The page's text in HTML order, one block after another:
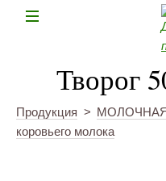
Творог
Продукция >
коровьего молока